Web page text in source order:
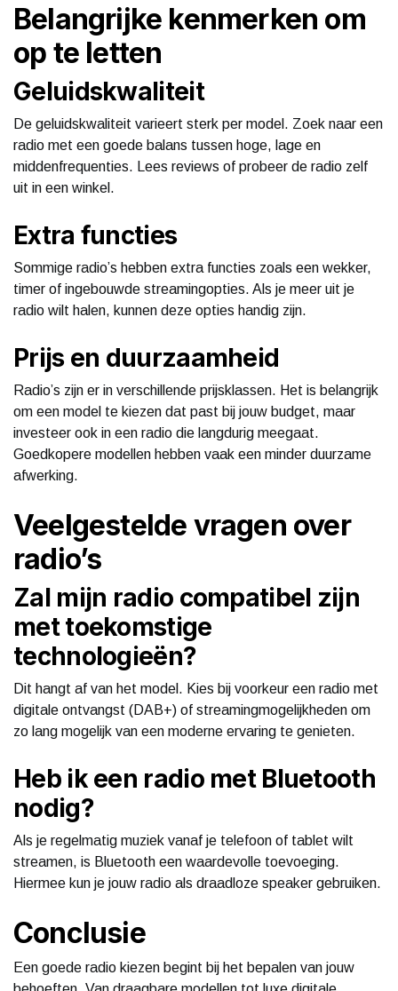
Belangrijke kenmerken om
op te letten
Geluidskwaliteit
De geluidskwaliteit varieert sterk per model. Zoek naar een
radio met een goede balans tussen hoge, lage en
middenfrequenties. Lees reviews of probeer de radio zelf
uit in een winkel.
Extra functies
Sommige radio’s hebben extra functies zoals een wekker,
timer of ingebouwde streamingopties. Als je meer uit je
radio wilt halen, kunnen deze opties handig zijn.
Prijs en duurzaamheid
Radio’s zijn er in verschillende prijsklassen. Het is belangrijk
om een model te kiezen dat past bij jouw budget, maar
investeer ook in een radio die langdurig meegaat.
Goedkopere modellen hebben vaak een minder duurzame
afwerking.
Veelgestelde vragen over
radio’s
Zal mijn radio compatibel zijn
met toekomstige
technologieën?
Dit hangt af van het model. Kies bij voorkeur een radio met
digitale ontvangst (DAB+) of streamingmogelijkheden om
zo lang mogelijk van een moderne ervaring te genieten.
Heb ik een radio met Bluetooth
nodig?
Als je regelmatig muziek vanaf je telefoon of tablet wilt
streamen, is Bluetooth een waardevolle toevoeging.
Hiermee kun je jouw radio als draadloze speaker gebruiken.
Conclusie
Een goede radio kiezen begint bij het bepalen van jouw